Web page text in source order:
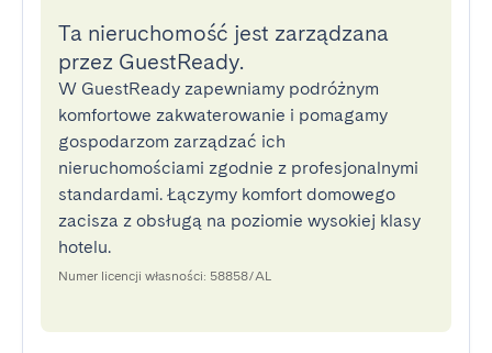
Ta nieruchomość jest zarządzana
przez GuestReady.
W GuestReady zapewniamy podróżnym
komfortowe zakwaterowanie i pomagamy
gospodarzom zarządzać ich
nieruchomościami zgodnie z profesjonalnymi
standardami. Łączymy komfort domowego
zacisza z obsługą na poziomie wysokiej klasy
hotelu.
Numer licencji własności: 58858/AL